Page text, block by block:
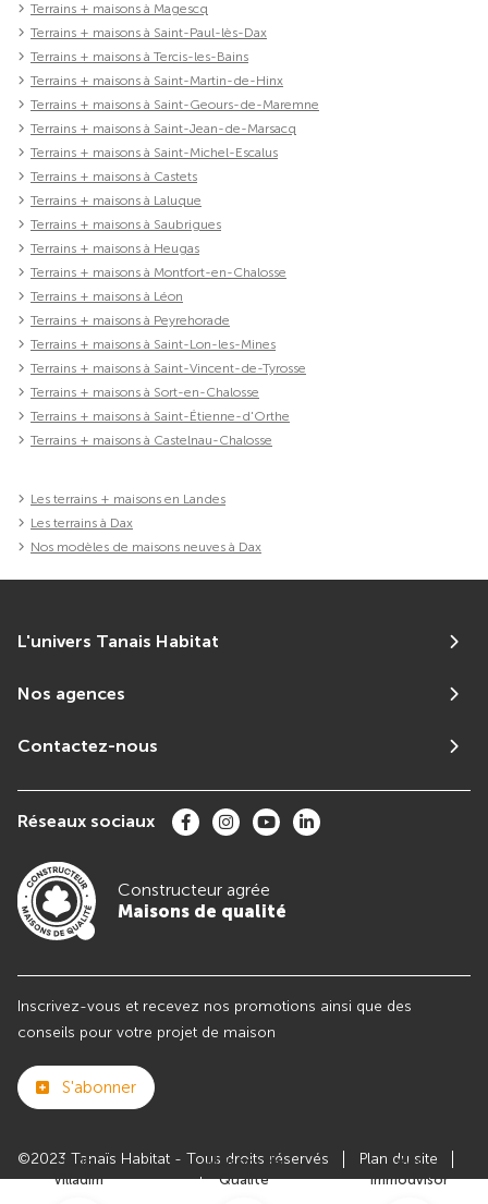
Club
Villadim
Maisons de
Qualité
Avis
Immodvisor
Terrains + maisons à Magescq
Terrains + maisons à Saint-Paul-lès-Dax
Terrains + maisons à Tercis-les-Bains
Terrains + maisons à Saint-Martin-de-Hinx
Terrains + maisons à Saint-Geours-de-Maremne
Terrains + maisons à Saint-Jean-de-Marsacq
Terrains + maisons à Saint-Michel-Escalus
Terrains + maisons à Castets
Terrains + maisons à Laluque
Terrains + maisons à Saubrigues
Terrains + maisons à Heugas
Terrains + maisons à Montfort-en-Chalosse
Terrains + maisons à Léon
Terrains + maisons à Peyrehorade
Terrains + maisons à Saint-Lon-les-Mines
Terrains + maisons à Saint-Vincent-de-Tyrosse
Terrains + maisons à Sort-en-Chalosse
Terrains + maisons à Saint-Étienne-d'Orthe
Terrains + maisons à Castelnau-Chalosse
Les terrains + maisons en Landes
Les terrains à Dax
Nos modèles de maisons neuves à Dax
L'univers Tanais Habitat
Nos agences
Contactez-nous
Réseaux sociaux
Constructeur agrée
Maisons de qualité
Inscrivez-vous et recevez nos promotions ainsi que des
conseils pour votre projet de maison
S'abonner
©2023 Tanaïs Habitat - Tous droits réservés
Plan du site
Paramètres des cookies
Politiques de Confidentialités